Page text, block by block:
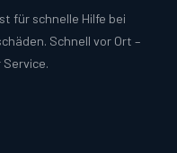
für schnelle Hilfe bei
Schnell vor Ort –